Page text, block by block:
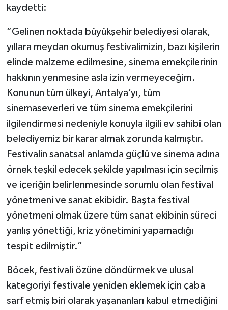
kaydetti:
“Gelinen noktada büyükşehir belediyesi olarak,
yıllara meydan okumuş festivalimizin, bazı kişilerin
elinde malzeme edilmesine, sinema emekçilerinin
hakkının yenmesine asla izin vermeyeceğim.
Konunun tüm ülkeyi, Antalya’yı, tüm
sinemaseverleri ve tüm sinema emekçilerini
ilgilendirmesi nedeniyle konuyla ilgili ev sahibi olan
belediyemiz bir karar almak zorunda kalmıştır.
Festivalin sanatsal anlamda güçlü ve sinema adına
örnek teşkil edecek şekilde yapılması için seçilmiş
ve içeriğin belirlenmesinde sorumlu olan festival
yönetmeni ve sanat ekibidir. Başta festival
yönetmeni olmak üzere tüm sanat ekibinin süreci
yanlış yönettiği, kriz yönetimini yapamadığı
tespit edilmiştir.”
Böcek, festivali özüne döndürmek ve ulusal
kategoriyi festivale yeniden eklemek için çaba
sarf etmiş biri olarak yaşananları kabul etmediğini